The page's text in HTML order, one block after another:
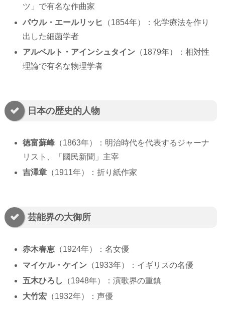
ツ」で有名な作曲家
パウル・エールリッヒ
（1854年）：化学療法を作り
出した細菌学者
アルベルト・アインシュタイン （1879年）：相対性
理論で有名な物理学者
日本の歴史的人物
徳富蘇峰 （1863年）：明治時代を代表するジャーナ
リスト、「國民新聞」主宰
吉澤章 （1911年）：折り紙作家
芸能界の大御所
赤木春恵 （1924年）：名女優
マイケル・ケイン （1933年）：イギリスの名優
五木ひろし
（1948年）：演歌界の重鎮
大竹宏 （1932年）：声優